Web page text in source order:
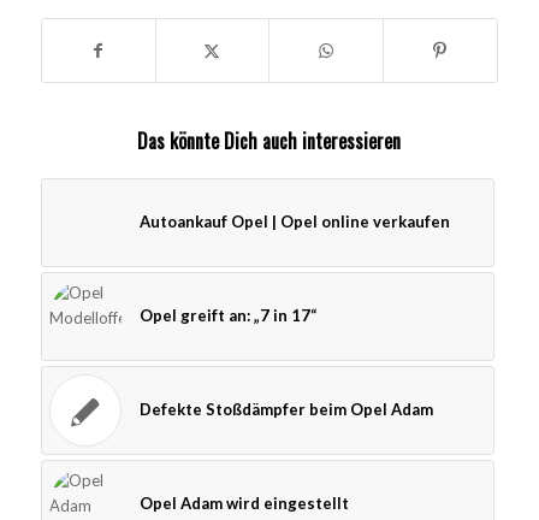
Das könnte Dich auch interessieren
Autoankauf Opel | Opel online verkaufen
Opel greift an: „7 in 17“
Defekte Stoßdämpfer beim Opel Adam
Opel Adam wird eingestellt